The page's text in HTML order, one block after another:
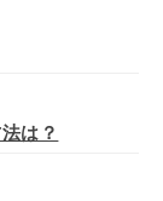
は？